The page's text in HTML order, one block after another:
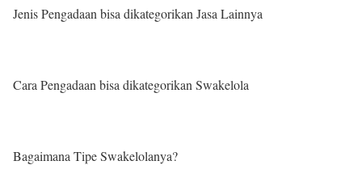
Jenis Pengadaan bisa dikategorikan Jasa Lainnya
Cara Pengadaan bisa dikategorikan Swakelola
Bagaimana Tipe Swakelolanya?